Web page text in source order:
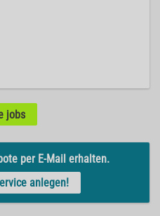
jobs
per E-Mail erhalten.
anlegen!